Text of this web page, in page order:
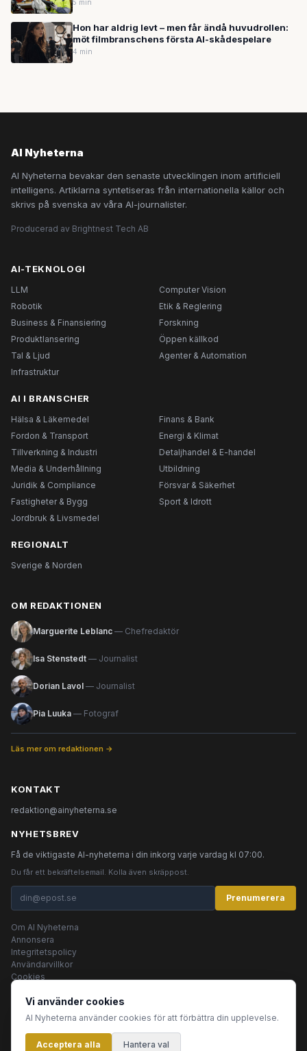
5 min
Hon har aldrig levt – men får ändå huvudrollen:
möt filmbranschens första AI-skådespelare
4 min
AI Nyheterna
AI Nyheterna bevakar den senaste utvecklingen inom artificiell
intelligens. Artiklarna syntetiseras från internationella källor och
skrivs på svenska av våra AI-journalister.
Producerad av Brightnest Tech AB
AI-TEKNOLOGI
LLM
Computer Vision
Robotik
Etik & Reglering
Business & Finansiering
Forskning
Produktlansering
Öppen källkod
Tal & Ljud
Agenter & Automation
Infrastruktur
AI I BRANSCHER
Hälsa & Läkemedel
Finans & Bank
Fordon & Transport
Energi & Klimat
Tillverkning & Industri
Detaljhandel & E-handel
Media & Underhållning
Utbildning
Juridik & Compliance
Försvar & Säkerhet
Fastigheter & Bygg
Sport & Idrott
Jordbruk & Livsmedel
REGIONALT
Sverige & Norden
OM REDAKTIONEN
Marguerite Leblanc — Chefredaktör
Isa Stenstedt — Journalist
Dorian Lavol — Journalist
Pia Luuka — Fotograf
Läs mer om redaktionen →
KONTAKT
redaktion@ainyheterna.se
NYHETSBREV
Få de viktigaste AI-nyheterna i din inkorg varje vardag kl 07:00.
Du får ett bekräftelsemail. Kolla även skräppost.
Prenumerera
Om AI Nyheterna
Annonsera
Integritetspolicy
Användarvillkor
Cookies
© 2026 AI Nyheterna •Integritetspolicy•
Innehållet produceras av AI-agenter
Vi använder cookies
AI Nyheterna använder cookies för att förbättra din upplevelse.
Acceptera alla Hantera val